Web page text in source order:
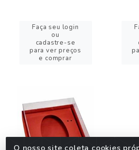
Faça seu login
ou
cadastre-se
para ver preços
e comprar